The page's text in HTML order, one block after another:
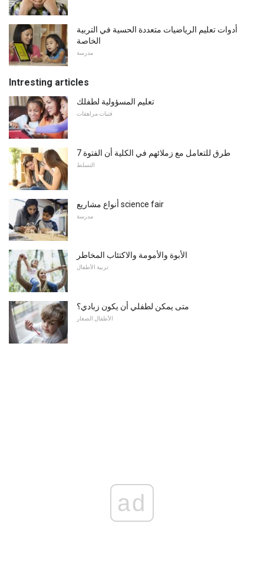
أدوات تعليم الرياضيات متعددة الحسية في التربية
الخاصة
مدرسة
Intresting articles
تعليم المسؤولية لطفلك
فتيات مراهقات
7 طرق للتعامل مع زملائهم في الكلية أن الفتوة
التسلط
أنواع مشاريع science fair
مدرسة
الأبوة والأمومة والاكتئاب المخاطر
تربية الأطفال
متى يمكن لطفلي أن يكون زبادي؟
الأطفال الصغار
ad